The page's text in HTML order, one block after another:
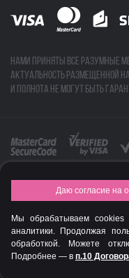
Нами приняты все разумные
актуальность размещенной
и полнота не могут быть
FASHION NEW YEAR
© Интернет-магазин
Авторизируйся, чтобы
Даю согласие на
Мы обрабатываем
аналитики. Продолжая
обработкой. Можете
Подробнее — в п.10